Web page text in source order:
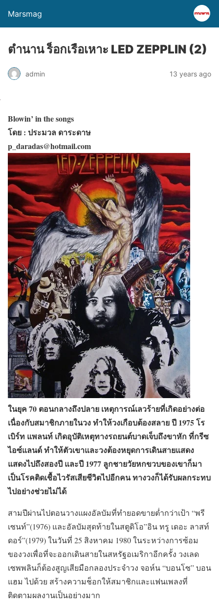
Marsmag
ตำนาน ร็อกเรือเหาะ LED ZEPPLIN (2)
admin 13 years ago
Blowin’ in the songs
โดย : ประมวล ดาระดาษ
p_daradas@hotmail.com
ในยุค 70 ตอนกลางถึงปลาย เหตุการณ์เลวร้ายที่เกิดอย่างต่อ
เนื่องกับสมาชิกภายในวง ทำให้วงเกือบต้องสลาย ปี 1975 โร
เบิร์ท แพลนท์ เกิดอุบัติเหตุทางรถยนต์บาดเจ็บถึงขาหัก ที่กรีซ
ไอซ์แลนด์ ทำให้ตัวเขาและวงต้องหยุดการเดินสายแสดง
แสดงไปถึงสองปี และปี 1977 ลูกชายวัยหกขวบของเขาก็มา
เป็นโรคติดเชื้อไวรัสเสียชีวิตไปอีกคน ทางวงก็ได้รับผลกระทบ
ไปอย่างช่วยไม่ได้
สามปีผ่านไปตอนวางแผงอัลบัมที่ทำยอดขายต่ำกว่าเป้า “พรี
เซนท์”(1976) และอัลบัมสุดท้ายในสตูดิโอ”อิน ทรู เดอะ ลาสท์
ดอร์”(1979) ในวันที่ 25 สิงหาคม 1980 ในระหว่างการซ้อม
ของวงเพื่อที่จะออกเดินสายในสหรัฐอเมริกาอีกครั้ง วงเลด
เซพพลินก็ต้องสูญเสียมือกลองประจำวง จอห์น “บอนโซ” บอน
แฮม ไปด้วย สร้างความช็อกให้สมาชิกและแฟนเพลงที่
ติดตามผลงานเป็นอย่างมาก